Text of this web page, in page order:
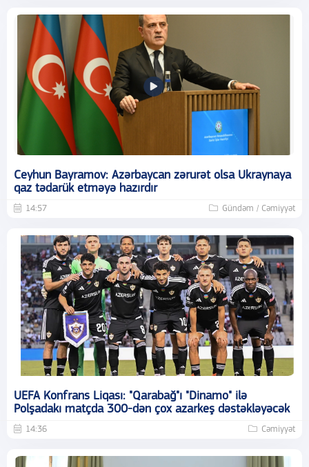
Ceyhun Bayramov: Azərbaycan zərurət olsa Ukraynaya
qaz tədarük etməyə hazırdır
14:57 Gündəm / Cəmiyyət
UEFA Konfrans Liqası: "Qarabağ"ı "Dinamo" ilə
Polşadakı matçda 300-dən çox azarkeş dəstəkləyəcək
14:36 Cəmiyyət